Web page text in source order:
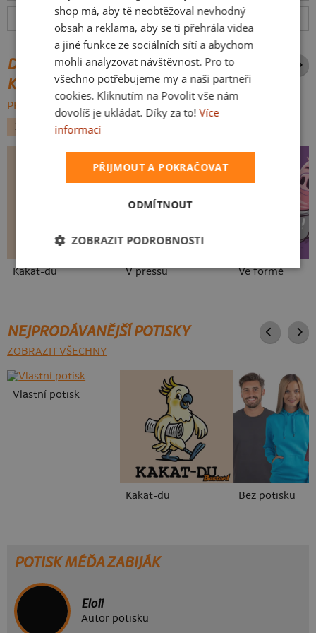
Hodnocení:4.9 (633recenzí)
DALŠÍ POTISKY ZE STEJNÉ
KATEGORIE
PROCHÁZET VŠE:
ZVÍŘÁTKA
MEDVĚDI
Kakat-du V pressu Ve formě
NEJPRODÁVANĚJŠÍ POTISKY
ZOBRAZIT VŠECHNY
Vlastní potisk
Kakat-du Bez potisku
POTISK MÉĎA ZABIJÁK
Eloii
Autor potisku
shop má, aby tě neobtěžoval nevhodný
obsah a reklama, aby se ti přehrála videa
a jiné funkce ze sociálních sítí a abychom
mohli analyzovat návštěvnost. Pro to
všechno potřebujeme my a naši partneři
cookies. Kliknutím na Povolit vše nám
dovolíš je ukládat. Díky za to! Více
informací
PŘIJMOUT A POKRAČOVAT
ODMÍTNOUT
ZOBRAZIT PODROBNOSTI